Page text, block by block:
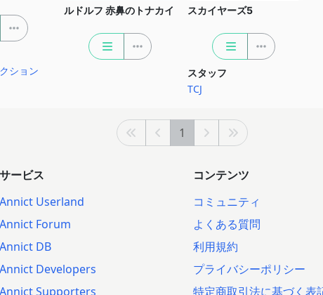
ション
ルドルフ 赤鼻のトナカイ スカイヤーズ5
スタッフ
TCJ
1
サービス
Annict Userland
Annict Forum
Annict DB
Annict Developers
Annict Supporters
コンテンツ
コミュニティ
よくある質問
利用規約
プライバシーポリシー
特定商取引法に基づく表